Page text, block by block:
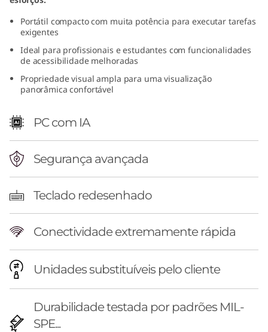
Portátil compacto com muita potência para executar tarefas
exigentes
Ideal para profissionais e estudantes com funcionalidades
de acessibilidade melhoradas
Propriedade visual ampla para uma visualização
panorâmica confortável
PC com IA
Segurança avançada
Teclado redesenhado
Conectividade extremamente rápida
Unidades substituíveis pelo cliente
Durabilidade testada por padrões MIL-
SPE...